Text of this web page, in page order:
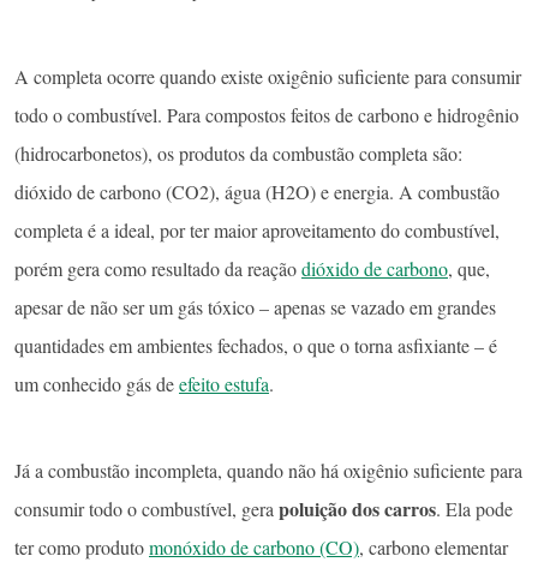
A completa ocorre quando existe oxigênio suficiente para consumir
todo o combustível. Para compostos feitos de carbono e hidrogênio
(hidrocarbonetos), os produtos da combustão completa são:
dióxido de carbono (CO2), água (H2O) e energia. A combustão
completa é a ideal, por ter maior aproveitamento do combustível,
porém gera como resultado da reaçãodióxido de carbono, que,
apesar de não ser um gás tóxico – apenas se vazado em grandes
quantidades em ambientes fechados, o que o torna asfixiante – é
um conhecido gás deefeito estufa.
Já a combustão incompleta, quando não há oxigênio suficiente para
consumir todo o combustível, gerapoluição dos carros. Ela pode
ter como produtomonóxido de carbono (CO), carbono elementar